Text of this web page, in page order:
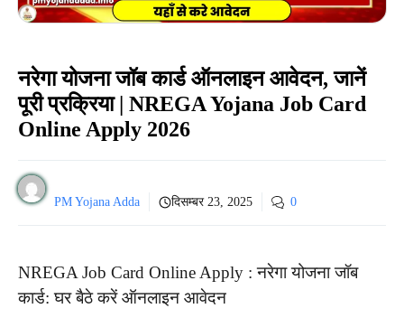
नरेगा योजना जॉब कार्ड ऑनलाइन आवेदन, जानें
पूरी प्रक्रिया | NREGA Yojana Job Card
Online Apply 2026
PM Yojana Adda दिसम्बर 23, 2025 0
NREGA Job Card Online Apply : नरेगा योजना जॉब
कार्ड: घर बैठे करें ऑनलाइन आवेदन